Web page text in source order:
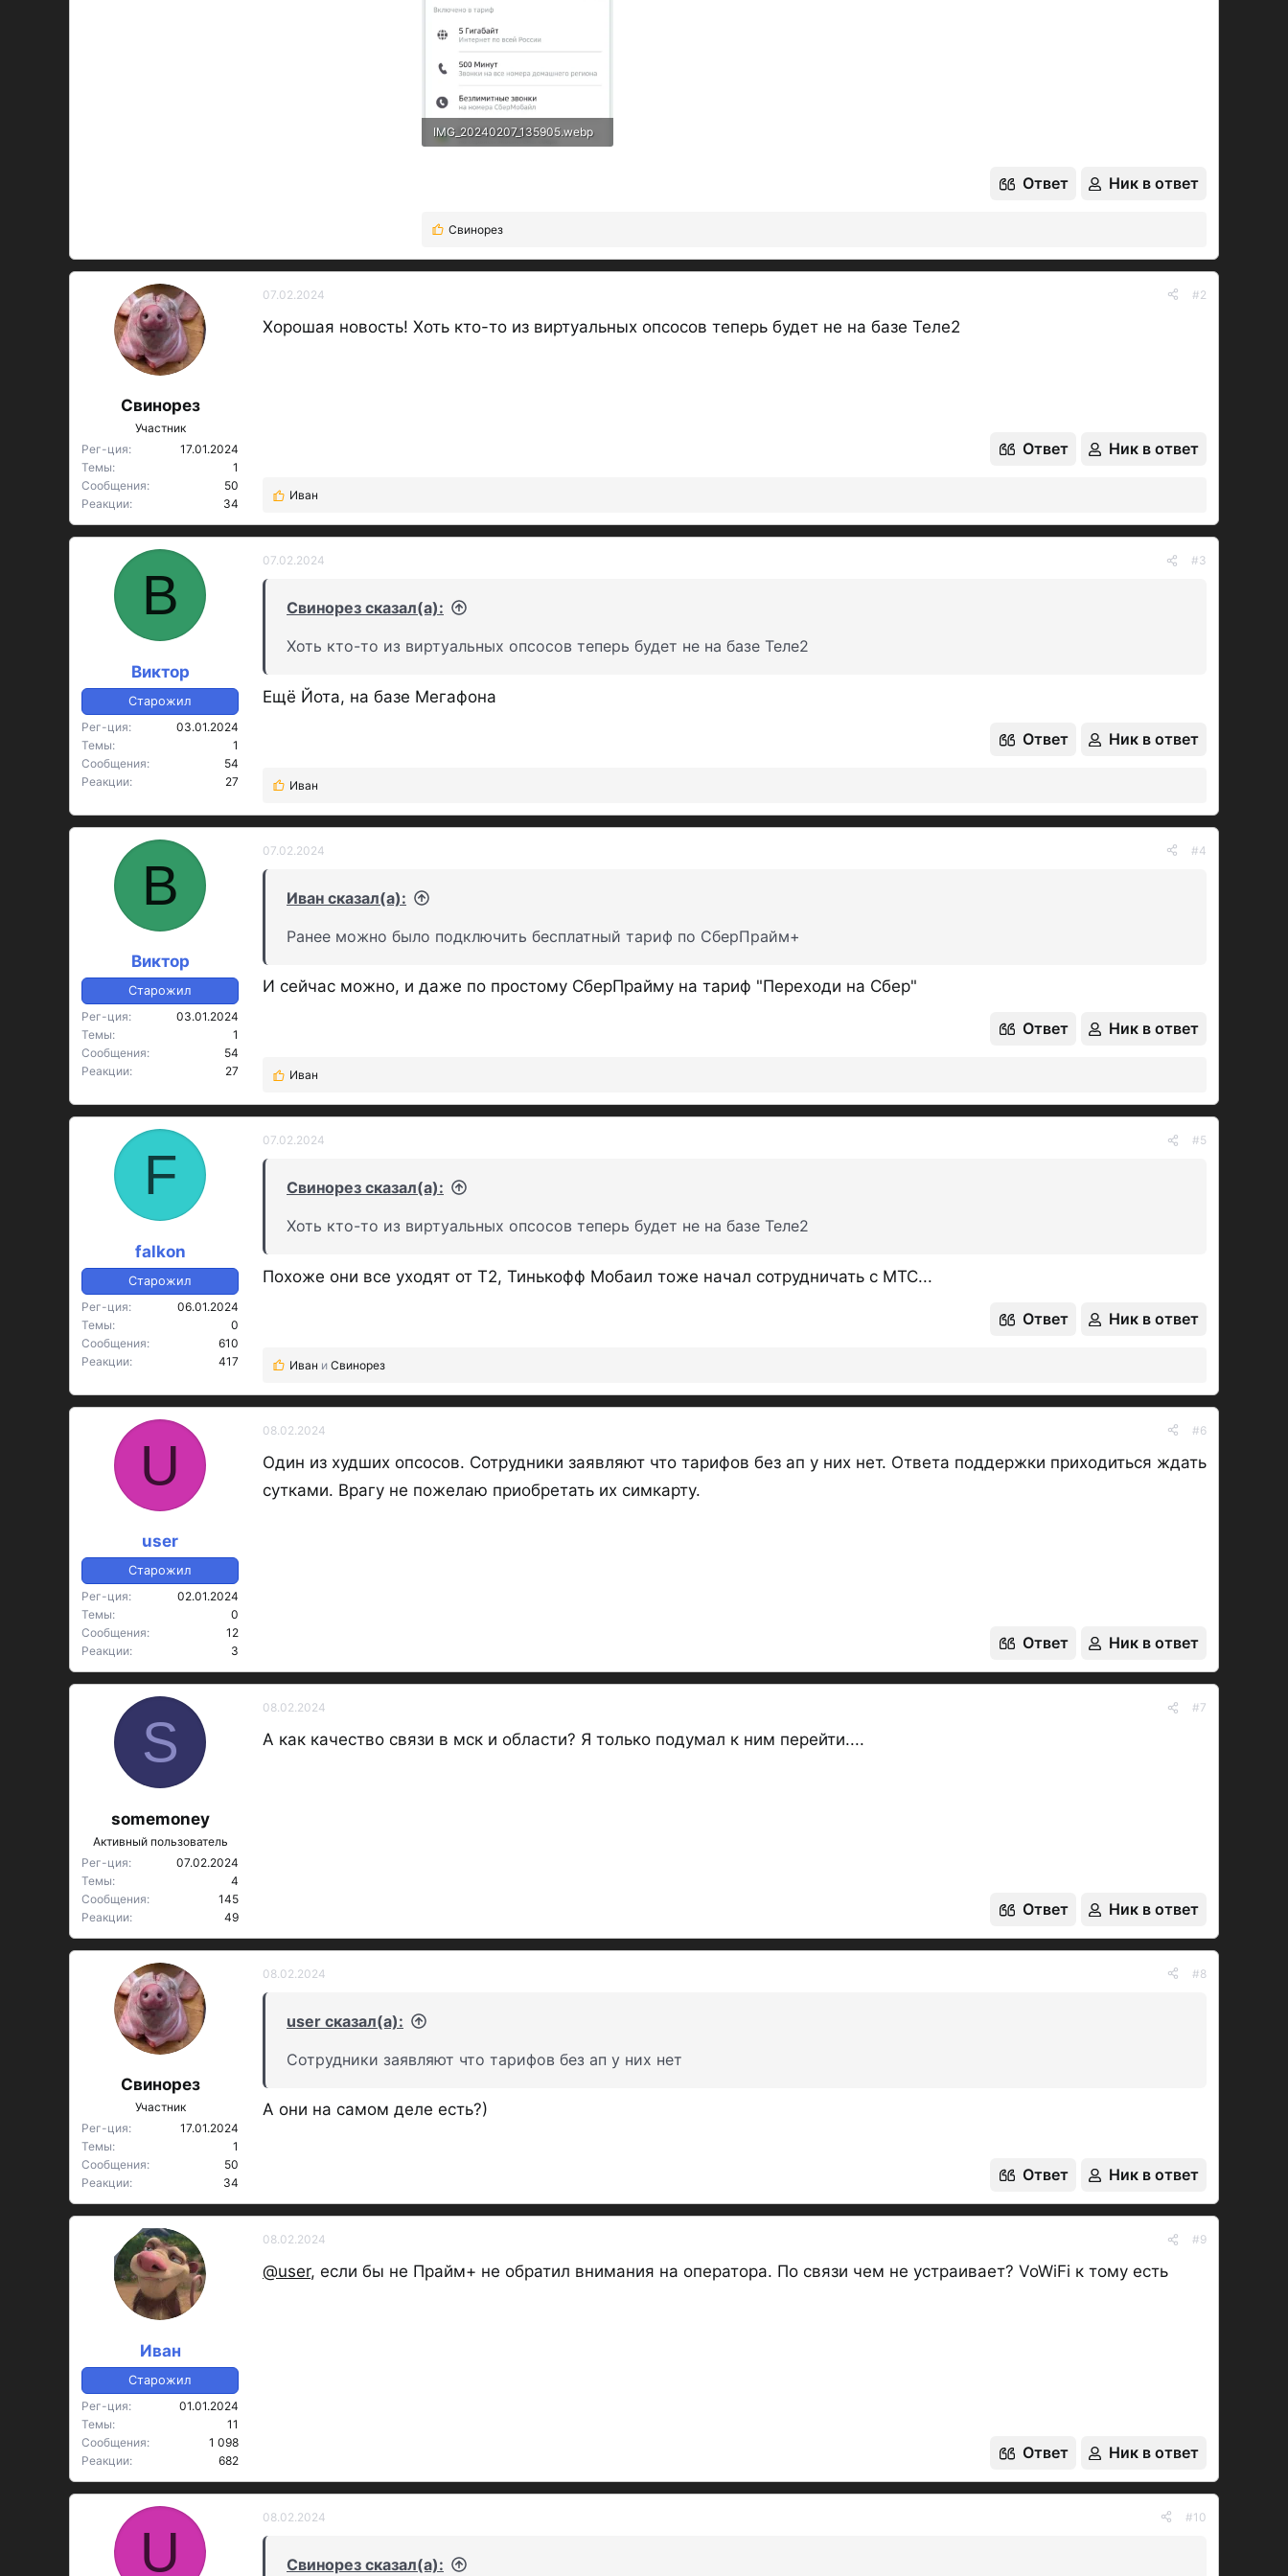
IMG_20240207_135905.webp
Ответ Ник в ответ
Р
а
и
Свинорез
Свинорез
Участник
Рег-ция
17.01.2024
Темы
1
Сообщения
50
Реакции
34
07.02.2024 #2
Хорошая новость! Хоть кто-то из виртуальных опсосов теперь будет не на базе Теле2
Ответ Ник в ответ
Р
е
а
к
Иван
В
Виктор
Старожил
Рег-ция
03.01.2024
Темы
1
Сообщения
54
Реакции
27
07.02.2024 #3
Свинорез сказал(а):
Хоть кто-то из виртуальных опсосов теперь будет не на базе Теле2
Ещё Йота, на базе Мегафона
Ответ Ник в ответ
Р
а
к
Иван
В
Виктор
Старожил
Рег-ция
03.01.2024
Темы
1
Сообщения
54
Реакции
27
07.02.2024 #4
Иван сказал(а):
Ранее можно было подключить бесплатный тариф по СберПрайм+
И сейчас можно, и даже по простому СберПрайму на тариф "Переходи на Сбер"
Ответ Ник в ответ
Р
е
а
к
Иван
F
falkon
Старожил
Рег-ция
06.01.2024
Темы
0
Сообщения
610
Реакции
417
07.02.2024 #5
Свинорез сказал(а):
Хоть кто-то из виртуальных опсосов теперь будет не на базе Теле2
Похоже они все уходят от Т2, Тинькофф Мобаил тоже начал сотрудничать с МТС...
Ответ Ник в ответ
Р
а
к
и
:
Иван и Свинорез
U
user
Старожил
Рег-ция
02.01.2024
Темы
0
Сообщения
12
Реакции
3
08.02.2024 #6
Один из худших опсосов. Сотрудники заявляют что тарифов без ап у них нет. Ответа поддержки приходиться ждать
сутками. Врагу не пожелаю приобретать их симкарту.
Ответ Ник в ответ
S
somemoney
Активный пользователь
Рег-ция
07.02.2024
Темы
4
Сообщения
145
Реакции
49
08.02.2024 #7
А как качество связи в мск и области? Я только подумал к ним перейти....
Ответ Ник в ответ
Свинорез
Участник
Рег-ция
17.01.2024
Темы
1
Сообщения
50
Реакции
34
08.02.2024 #8
user сказал(а):
Сотрудники заявляют что тарифов без ап у них нет
А они на самом деле есть?)
Ответ Ник в ответ
OP
Иван
Старожил
Рег-ция
01.01.2024
Темы
11
Сообщения
1 098
Реакции
682
08.02.2024 #9
@user, если бы не Прайм+ не обратил внимания на оператора. По связи чем не устраивает? VoWiFi к тому есть
Ответ Ник в ответ
U
08.02.2024 #10
Свинорез сказал(а):